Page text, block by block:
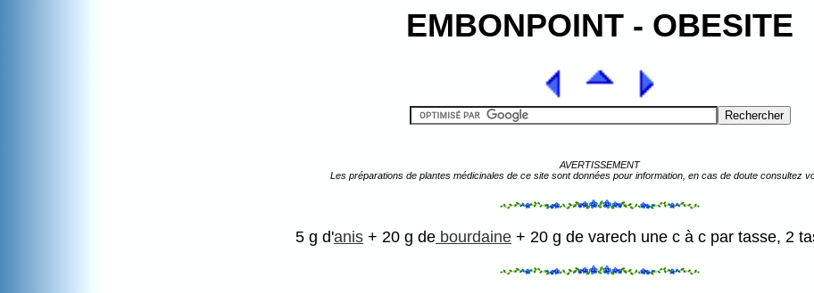
EMBONPOINT - OBESITE
AVERTISSEMENT
Les préparations de plantes médicinales de ce site sont données pour information, en cas de doute consultez
5 g d'anis + 20 g de bourdaine + 20 g de varech une c à c par tasse, 2